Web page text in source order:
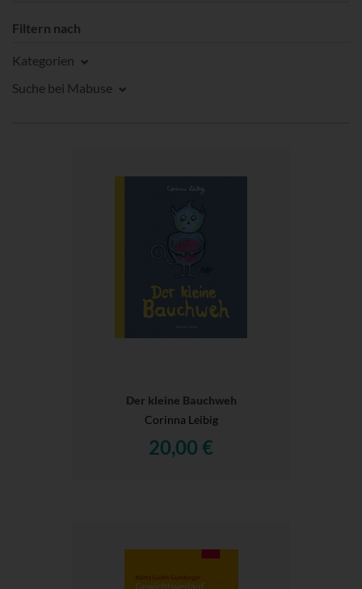
Filtern nach
Kategorien
Suche bei Mabuse
Der kleine Bauchweh
Corinna Leibig
20,00 €